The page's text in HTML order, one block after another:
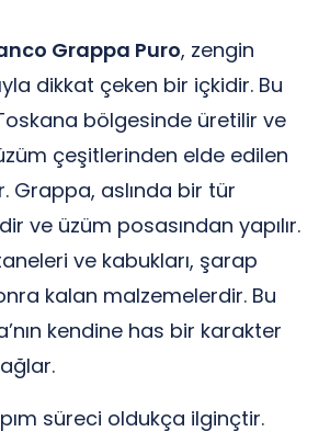
Grappa Puro, zengin
dikkat çeken bir içkidir. Bu
bölgesinde üretilir ve
çeşitlerinden elde edilen
Grappa, aslında bir tür
ve üzüm posasından yapılır.
ve kabukları, şarap
kalan malzemelerdir. Bu
kendine has bir karakter
süreci oldukça ilginçtir.